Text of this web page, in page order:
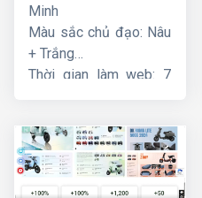
Minh
Màu sắc chủ đạo: Nâu
+ Trắng
Thời gian làm web: 7